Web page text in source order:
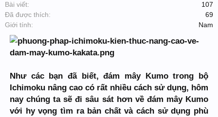
Bài viết:
107
Đã được thích:
69
Giới tính:
Nam
Như các bạn đã biết, đám mây Kumo trong bộ
Ichimoku nâng cao có rất nhiều cách sử dụng, hôm
nay chúng ta sẽ đi sâu sát hơn về đám mây Kumo
với hy vọng tìm ra bản chất và cách sử dụng phù